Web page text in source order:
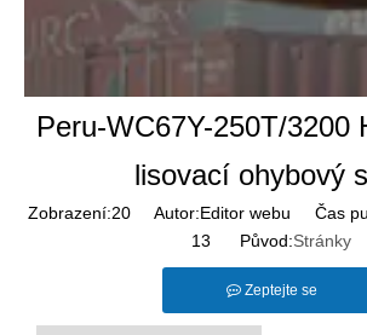
Peru-WC67Y-250T/3200
lisovací ohybový
Zobrazení:20Autor:Editor webu Čas
13 Původ:Stránky
Zeptejte se